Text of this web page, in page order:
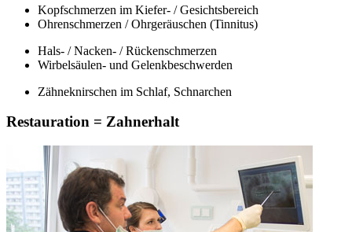
Kopfschmerzen im Kiefer- / Gesichtsbereich
Ohrenschmerzen / Ohrgeräuschen (Tinnitus)
Hals- / Nacken- / Rückenschmerzen
Wirbelsäulen- und Gelenkbeschwerden
Zähneknirschen im Schlaf, Schnarchen
Restauration = Zahnerhalt